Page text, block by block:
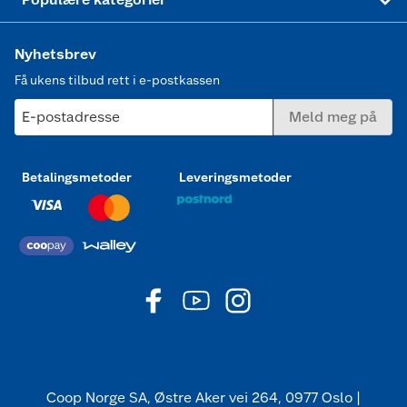
Nyhetsbrev
Få ukens tilbud rett i e-postkassen
E-postadresse Meld meg på
Betalingsmetoder Leveringsmetoder
Coop Norge SA, Østre Aker vei 264, 0977 Oslo |